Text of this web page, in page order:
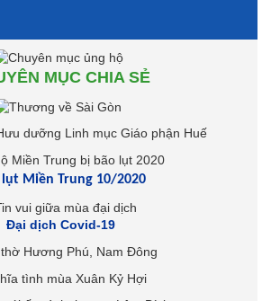
MỤC CHIA SẺ
lụt Miền Trung 10/2020
Đại dịch Covid-19